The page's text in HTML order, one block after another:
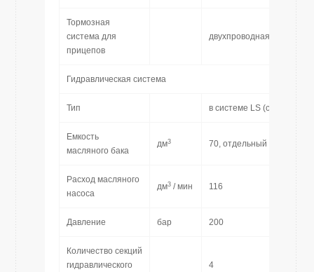
Тормозная
система для
прицепов
двухпроводная +
Гидравлическая система
Тип в системе LS (с
Емкость
масляного бака
дм3 70, отдельный резервуар
Расход масляного
насоса
дм3 / мин 116
Давление бар 200
Количество секций
гидравлического
4